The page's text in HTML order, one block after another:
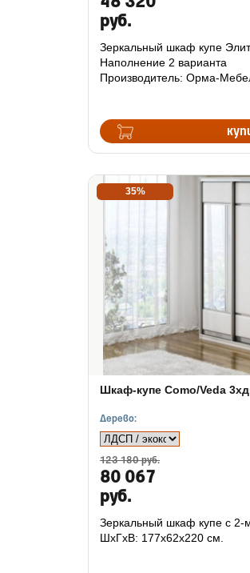
руб.
Зеркальный шкаф купе
Наполнение 2 варианта
Производитель: Орма-
35%
Шкаф-купе Como/Veda
Дерево:
123 180 руб.
80 067
руб.
Зеркальный шкаф купе с 2-
ШхГхВ: 177х62х220 см.